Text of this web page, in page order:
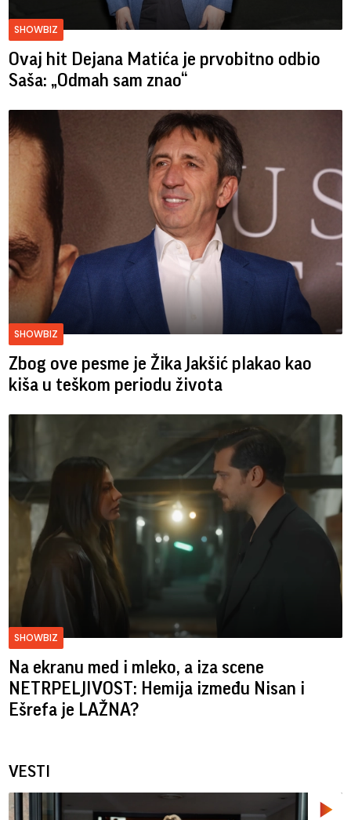
SHOWBIZ
Ovaj hit Dejana Matića je prvobitno odbio
Saša: „Odmah sam znao“
SHOWBIZ
Zbog ove pesme je Žika Jakšić plakao kao
kiša u teškom periodu života
SHOWBIZ
Na ekranu med i mleko, a iza scene
NETRPELJIVOST: Hemija između Nisan i
Ešrefa je LAŽNA?
VESTI